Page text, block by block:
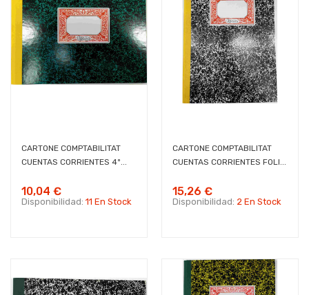
CARTONE COMPTABILITAT
CUENTAS CORRIENTES 4º...
10,04 €
Disponibilidad: 11 En Stock
CARTONE COMPTABILITAT
CUENTAS CORRIENTES FOLI...
15,26 €
Disponibilidad: 2 En Stock